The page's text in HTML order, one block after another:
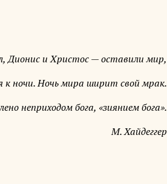
Дионис и Христос — оставили мир,
к ночи. Ночь мира ширит свой мрак.
неприходом бога, «зиянием бога».
М. Хайдеггер